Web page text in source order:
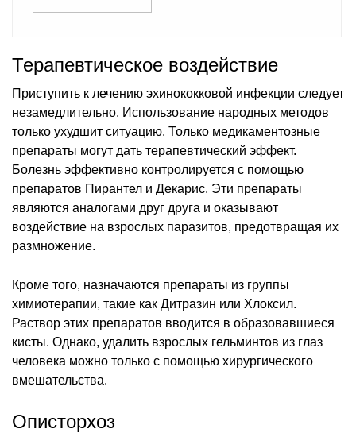
Терапевтическое воздействие
Приступить к лечению эхинококковой инфекции следует
незамедлительно. Использование народных методов
только ухудшит ситуацию. Только медикаментозные
препараты могут дать терапевтический эффект.
Болезнь эффективно контролируется с помощью
препаратов Пирантел и Декарис. Эти препараты
являются аналогами друг друга и оказывают
воздействие на взрослых паразитов, предотвращая их
размножение.
Кроме того, назначаются препараты из группы
химиотерапии, такие как Дитразин или Хлоксил.
Раствор этих препаратов вводится в образовавшиеся
кисты. Однако, удалить взрослых гельминтов из глаз
человека можно только с помощью хирургического
вмешательства.
Описторхоз